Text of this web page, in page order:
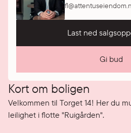
Last ned
Gi bud
Kort om boligen
Velkommen til Torget 14! Her du
leilighet i flotte "Ruigården".